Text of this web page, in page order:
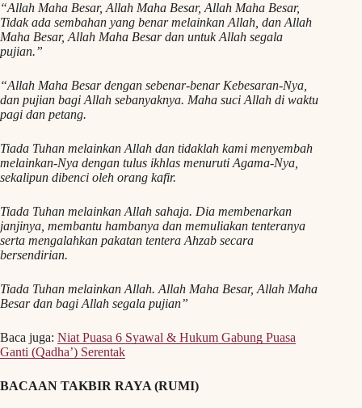
“Allah Maha Besar, Allah Maha Besar, Allah Maha Besar,
Tidak ada sembahan yang benar melainkan Allah, dan Allah
Maha Besar, Allah Maha Besar dan untuk Allah segala
pujian.”
“Allah Maha Besar dengan sebenar-benar Kebesaran-Nya,
dan pujian bagi Allah sebanyaknya. Maha suci Allah di waktu
pagi dan petang.
Tiada Tuhan melainkan Allah dan tidaklah kami menyembah
melainkan-Nya dengan tulus ikhlas menuruti Agama-Nya,
sekalipun dibenci oleh orang kafir.
Tiada Tuhan melainkan Allah sahaja. Dia membenarkan
janjinya, membantu hambanya dan memuliakan tenteranya
serta mengalahkan pakatan tentera Ahzab secara
bersendirian.
Tiada Tuhan melainkan Allah. Allah Maha Besar, Allah Maha
Besar dan bagi Allah segala pujian”
Baca juga: Niat Puasa 6 Syawal & Hukum Gabung Puasa
Ganti (Qadha’) Serentak
BACAAN TAKBIR RAYA (RUMI)